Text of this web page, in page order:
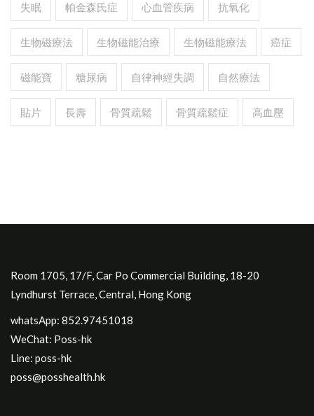
失眠 帕金森氏症 心血管疾病 抗氧化
生物磁療法 生物磁能治療 生物磁能療法 癌症
磁能寶 糖尿病 自律神經失調 自然療法
貼片 長壽 骨質疏鬆 骨質疏鬆症 高血壓
Room 1705, 17/F, Car Po Commercial Building, 18-20
Lyndhurst Terrace, Central, Hong Kong
whatsApp: 852.97451018
WeChat: Poss-hk
Line: poss-hk
poss@posshealth.hk